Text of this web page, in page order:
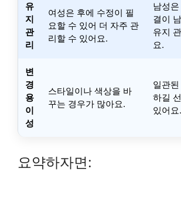
유
지
관
리
여성은 후에 수정이 필
요할 수 있어 더 자주 관
리할 수 있어요.
남성
결이
유지
요.
변
경
용
이
성
스타일이나 색상을 바
꾸는 경우가 많아요.
일관
하길
있어요.
요약하자면: